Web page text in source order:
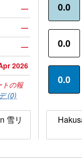
—
—
—
2026
トの報
(0)
雪リ
0.0
0.0
0.0